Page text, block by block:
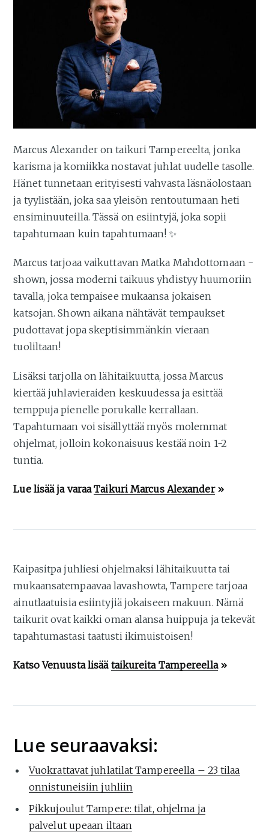
Marcus Alexander on taikuri Tampereelta, jonka
karisma ja komiikka nostavat juhlat uudelle tasolle.
Hänet tunnetaan erityisesti vahvasta läsnäolostaan
ja tyylistään, joka saa yleisön rentoutumaan heti
ensiminuuteilla. Tässä on esiintyjä, joka sopii
tapahtumaan kuin tapahtumaan! ✨
Marcus tarjoaa vaikuttavan Matka Mahdottomaan -
shown, jossa moderni taikuus yhdistyy huumoriin
tavalla, joka tempaisee mukaansa jokaisen
katsojan. Shown aikana nähtävät tempaukset
pudottavat jopa skeptisimmänkin vieraan
tuoliltaan!
Lisäksi tarjolla on lähitaikuutta, jossa Marcus
kiertää juhlavieraiden keskuudessa ja esittää
temppuja pienelle porukalle kerrallaan.
Tapahtumaan voi sisällyttää myös molemmat
ohjelmat, jolloin kokonaisuus kestää noin 1-2
tuntia.
Lue lisää ja varaaTaikuri Marcus Alexander»
Kaipasitpa juhliesi ohjelmaksi lähitaikuutta tai
mukaansatempaavaa lavashowta, Tampere tarjoaa
ainutlaatuisia esiintyjiä jokaiseen makuun. Nämä
taikurit ovat kaikki oman alansa huippuja ja tekevät
tapahtumastasi taatusti ikimuistoisen!
Katso Venuusta lisää taikureita Tampereella»
Lue seuraavaksi:
Vuokrattavat juhlatilat Tampereella – 23 tilaa
onnistuneisiin juhliin
Pikkujoulut Tampere: tilat, ohjelma ja
palvelut upeaan iltaan